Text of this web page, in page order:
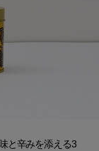
と辛みを添える3